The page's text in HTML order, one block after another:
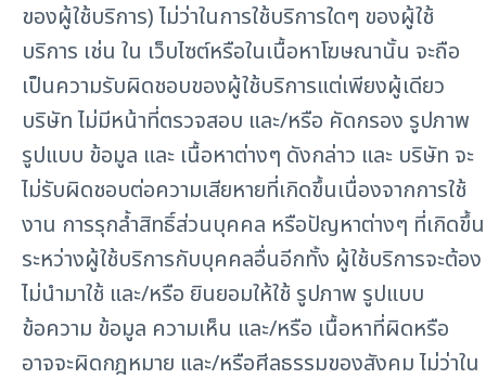
ของผู้ใช้บริการ) ไม่ว่าในการใช้บริการใดๆ ของผู้ใช้
บริการ เช่น ใน เว็บไซต์หรือในเนื้อหาโฆษณานั้น จะถือ
เป็นความรับผิดชอบของผู้ใช้บริการแต่เพียงผู้เดียว
บริษัท ไม่มีหน้าที่ตรวจสอบ และ/หรือ คัดกรอง รูปภาพ
รูปแบบ ข้อมูล และ เนื้อหาต่างๆ ดังกล่าว และ บริษัท จะ
ไม่รับผิดชอบต่อความเสียหายที่เกิดขึ้นเนื่องจากการใช้
งาน การรุกล้ำสิทธิ์ส่วนบุคคล หรือปัญหาต่างๆ ที่เกิดขึ้น
ระหว่างผู้ใช้บริการกับบุคคลอื่นอีกทั้ง ผู้ใช้บริการจะต้อง
ไม่นำมาใช้ และ/หรือ ยินยอมให้ใช้ รูปภาพ รูปแบบ
ข้อความ ข้อมูล ความเห็น และ/หรือ เนื้อหาที่ผิดหรือ
อาจจะผิดกฎหมาย และ/หรือศีลธรรมของสังคม ไม่ว่าใน